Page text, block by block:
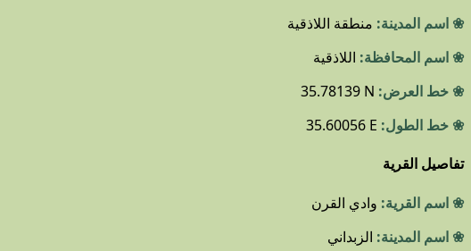
❀ اسم المدينة: منطقة اللاذقية
❀ اسم المحافظة: اللاذقية
❀ خط العرض: 35.78139 N
❀ خط الطول: 35.60056 E
تفاصيل القرية
❀ اسم القرية: وادي القرن
❀ اسم المدينة: الزبداني